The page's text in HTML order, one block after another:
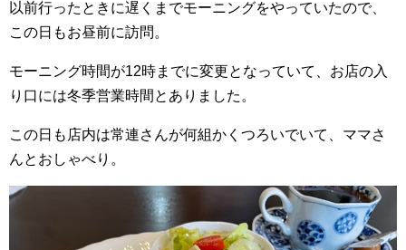
以前行ったときに遅くまでモーニングをやっていたので、
この日もお昼前に訪問。
モーニング時間が12時までに変更となっていて、お店の入
り口には冬季営業時間とありました。
この日も店内は常連さんが何組かくつろいでいて、ママさ
んとおしゃべり。